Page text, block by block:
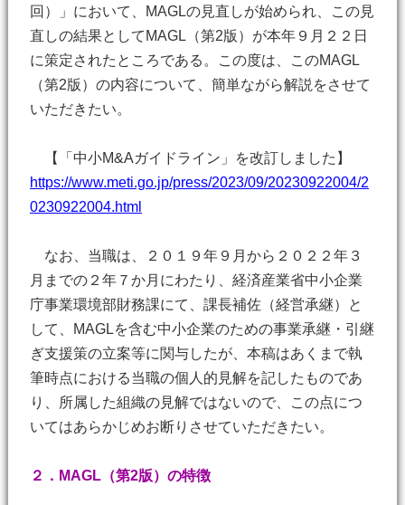
回）」において、MAGLの見直しが始められ、この見
直しの結果としてMAGL（第2版）が本年９月２２日
に策定されたところである。この度は、このMAGL
（第2版）の内容について、簡単ながら解説をさせて
いただきたい。
【「中小M&Aガイドライン」を改訂しました】
https://www.meti.go.jp/press/2023/09/20230922004/2
0230922004.html
なお、当職は、２０１９年９月から２０２２年３
月までの２年７か月にわたり、経済産業省中小企業
庁事業環境部財務課にて、課長補佐（経営承継）と
して、MAGLを含む中小企業のための事業承継・引継
ぎ支援策の立案等に関与したが、本稿はあくまで執
筆時点における当職の個人的見解を記したものであ
り、所属した組織の見解ではないので、この点につ
いてはあらかじめお断りさせていただきたい。
２．MAGL（第2版）の特徴